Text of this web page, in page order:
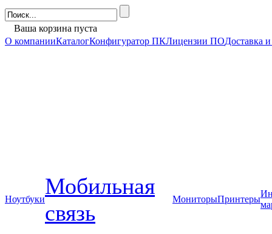
Ваша корзина пуста
О компанииКаталогКонфигуратор ПКЛицензии ПОДоставка
Ноутбуки
Мобильная
связь
МониторыПринтеры